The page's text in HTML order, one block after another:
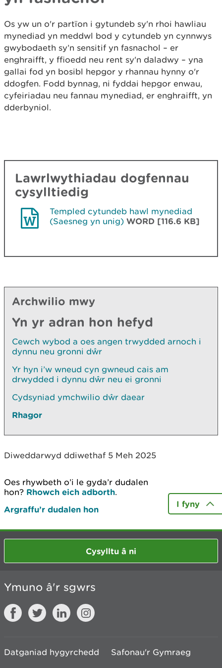
Os yw un o'r partïon i gytundeb sy'n rhoi hawliau
mynediad yn meddwl bod y cytundeb yn cynnwys
gwybodaeth sy’n sensitif yn fasnachol – er
enghraifft, y ffioedd neu rent sy'n daladwy – yna
gallai fod yn bosibl hepgor y rhannau hynny o'r
ddogfen. Fodd bynnag, ni fyddai hepgor enwau,
cyfeiriadau neu fannau mynediad, er enghraifft, yn
dderbyniol.
Lawrlwythiadau dogfennau
cysylltiedig
Templed cytundeb hawl mynediad
(Saesneg yn unig) WORD [116.6 KB]
Archwilio mwy
Yn yr adran hon hefyd
Cewch wybod a oes angen trwydded arnoch i
dynnu neu gronni dŵr
Yr hyn i’w wneud cyn gwneud cais am
drwydded i dynnu dŵr neu ei gronni
Cydsyniad ymchwilio dŵr daear
Rhagor
Diweddarwyd ddiwethaf 5 Meh 2025
Oes rhywbeth o’i le gyda’r dudalen
hon? Rhowch eich adborth.
Argraffu’r dudalen hon
I fyny
Cysylltu â ni
Ymuno â'r sgwrs
Datganiad hygyrchedd
Safonau'r Gymraeg